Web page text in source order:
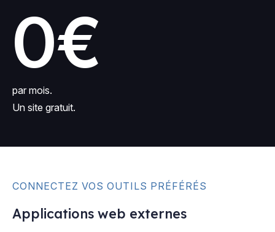
0€
par mois.
Un site gratuit.
CONNECTEZ VOS OUTILS PRÉFÉRÉS
Applications web externes